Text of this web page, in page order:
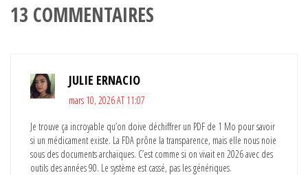
13 COMMENTAIRES
JULIE ERNACIO
mars 10, 2026 AT 11:07
Je trouve ça incroyable qu’on doive déchiffrer un PDF de 1 Mo pour savoir
si un médicament existe. La FDA prône la transparence, mais elle nous noie
sous des documents archaïques. C’est comme si on vivait en 2026 avec des
outils des années 90. Le système est cassé, pas les génériques.